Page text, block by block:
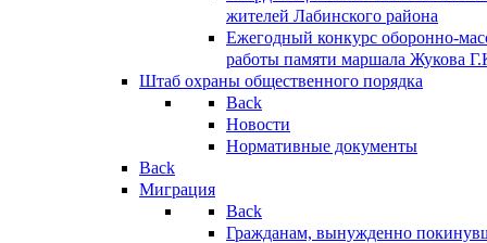
жителей Лабинского района
Ежегодный конкурс оборонно-
работы памяти маршала Жукова
Штаб охраны общественного порядка
Back
Новости
Нормативные документы
Back
Миграция
Back
Гражданам, вынужденно